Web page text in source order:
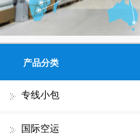
产品分类
专线小包
国际空运